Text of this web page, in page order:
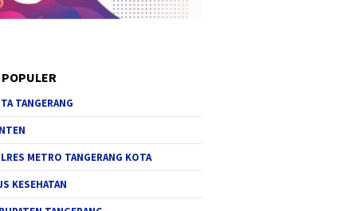
TANGERANG
METRO TANGERANG KOTA
KESEHATAN